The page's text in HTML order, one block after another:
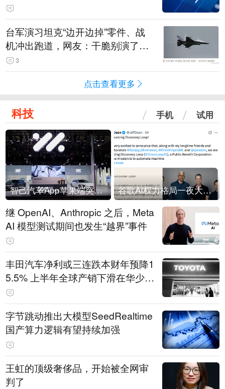
台军演习坦克“边开边掉”零件、战
机冲出跑道，网友：干脆别演了，
没有一次没有笑话发生
3
点击查看更多
科技 手机 试用
智己汽车App苹果端突然“下架” 谷歌AI权力格局一夜大洗牌
继 OpenAI、Anthropic 之后，Meta
AI 模型测试期间也发生“越界”事件
丰田汽车净利或三连跌本财年预降1
5.5% 上半年全球产销下滑在华少卖
14.3万辆
字节跳动推出大模型SeedRealtime
国产算力逻辑有望持续加强
王虹的顶级奢侈品，开始被全网审
判了